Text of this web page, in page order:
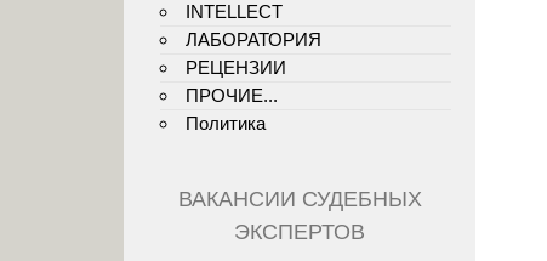
INTELLECT
ЛАБОРАТОРИЯ
РЕЦЕНЗИИ
ПРОЧИЕ...
Политика
ВАКАНСИИ СУДЕБНЫХ
ЭКСПЕРТОВ